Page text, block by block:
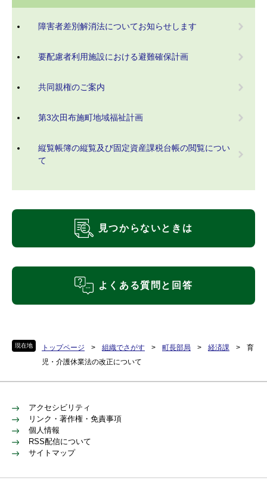
現在地 トップページ > 組織でさがす > 町長部局 > 経済課 >
育
児・介護休業法の改正について
障害者差別解消法についてお知らせします
要配慮者利用施設における避難確保計画
共同親権のご案内
第3次田布施町地域福祉計画
縦覧帳簿の縦覧及び固定資産課税台帳の閲覧につい
て
見つからないときは
よくある質問と回答
アクセシビリティ
リンク・著作権・免責事項
個人情報
RSS配信について
サイトマップ